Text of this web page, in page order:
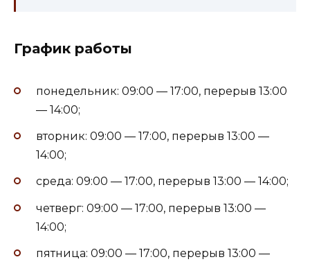
График работы
понедельник: 09:00 — 17:00, перерыв 13:00
— 14:00;
вторник: 09:00 — 17:00, перерыв 13:00 —
14:00;
среда: 09:00 — 17:00, перерыв 13:00 — 14:00;
четверг: 09:00 — 17:00, перерыв 13:00 —
14:00;
пятница: 09:00 — 17:00, перерыв 13:00 —